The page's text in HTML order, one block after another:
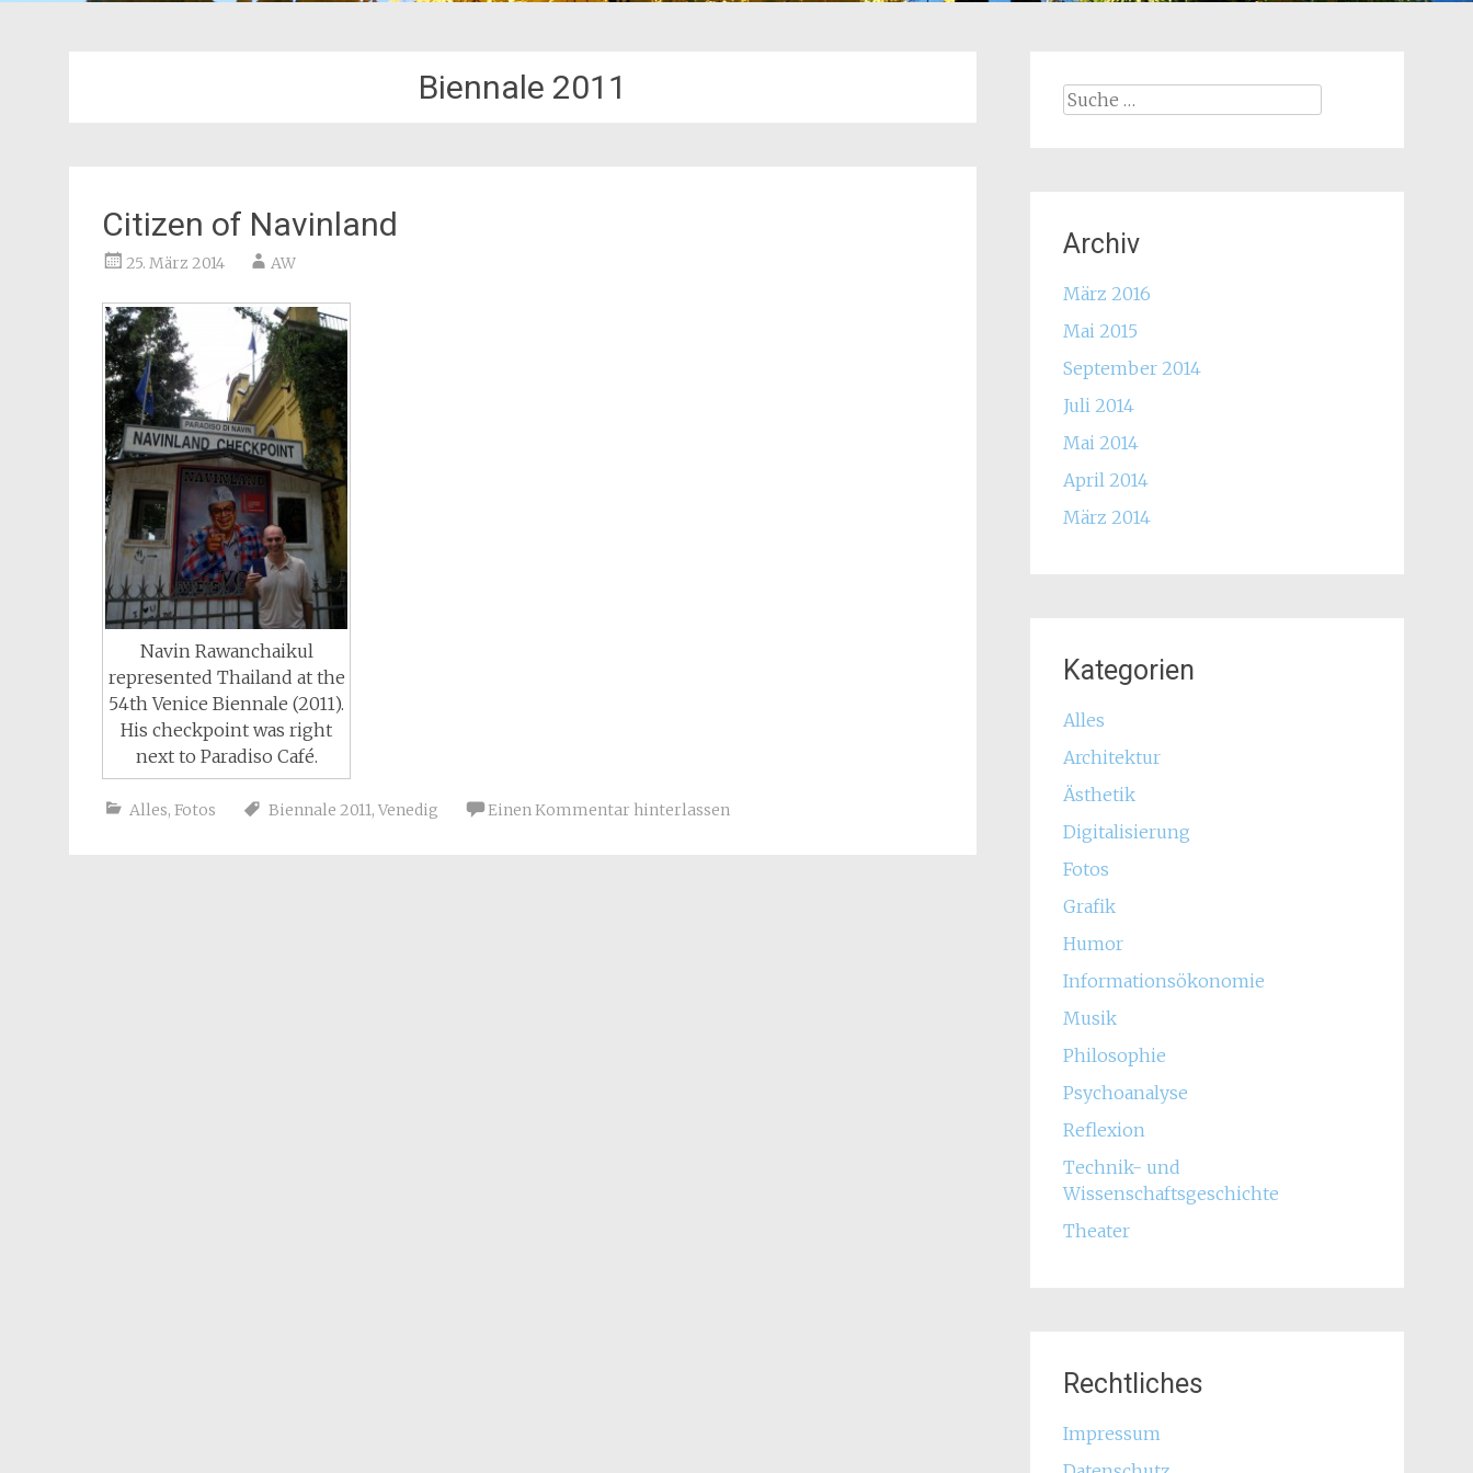
Biennale 2011
Citizen of Navinland
25. März 2014 AW
Navin Rawanchaikul
represented Thailand at the
54th Venice Biennale (2011).
His checkpoint was right
next to Paradiso Café.
Alles, Fotos Biennale 2011, Venedig Einen Kommentar hinterlassen
Suche
Archiv
März 2016
Mai 2015
September 2014
Juli 2014
Mai 2014
April 2014
März 2014
Kategorien
Alles
Architektur
Ästhetik
Digitalisierung
Fotos
Grafik
Humor
Informationsökonomie
Musik
Philosophie
Psychoanalyse
Reflexion
Technik- und
Wissenschaftsgeschichte
Theater
Rechtliches
Impressum